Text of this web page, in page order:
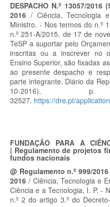
DESPACHO N.º 13057/
2016 / Ciência, Tecnologia
Ministro. - Nos termos do n.º
n.º 251-A/2015, de 17 de
TeSP a suportar pelo
inscritas ou a inscrever no
Ensino Superior, são fixadas
ao presente despacho e
parte integrante. Diário da
10-
32527. https://dre.pt/
FUNDAÇÃO PARA A
| Regulamento de projetos
fundos nacionais
@ Regulamento n.º 999/
2016 / Ciência, Tecnologia e
Ciência e a Tecnologia, I. P. -
n.º 2 do artigo 3.º do